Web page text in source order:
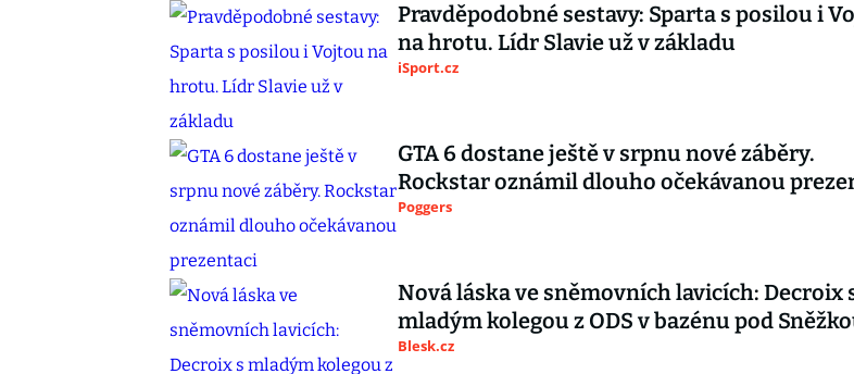
Pravděpodobné sestavy: Sparta s posilou i
na hrotu. Lídr Slavie už v základu
iSport.cz
GTA 6 dostane ještě v srpnu nové záběry.
Rockstar oznámil dlouho očekávanou
Poggers
Nová láska ve sněmovních lavicích: Decroix
mladým kolegou z ODS v bazénu pod
Blesk.cz